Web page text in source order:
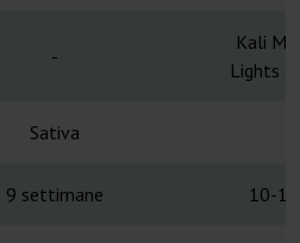
-
Kali
Lights x
Sativa
9 settimane 10-